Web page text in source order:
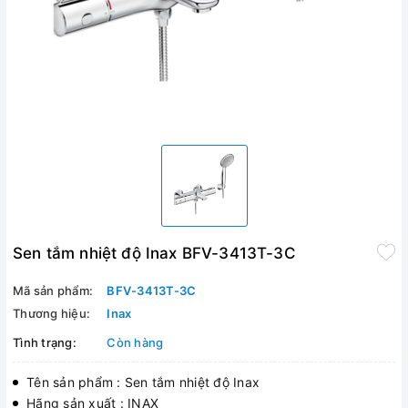
Sen tắm nhiệt độ Inax BFV-3413T-3C
Mã sản phẩm:
BFV-3413T-3C
Thương hiệu:
Inax
Tình trạng:
Còn hàng
Tên sản phẩm : Sen tắm nhiệt độ Inax
Hãng sản xuất : INAX